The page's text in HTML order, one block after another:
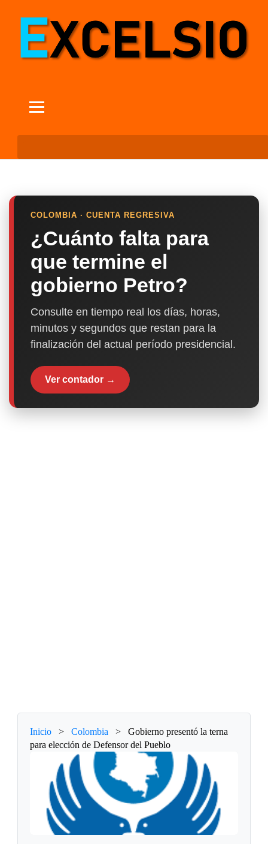
COLOMBIA · CUENTA REGRESIVA
¿Cuánto falta para
que termine el
gobierno Petro?
Consulte en tiempo real los días, horas,
minutos y segundos que restan para la
finalización del actual período presidencial.
Ver contador →
Inicio > Colombia >
Gobierno presentó la terna
para elección de Defensor del Pueblo